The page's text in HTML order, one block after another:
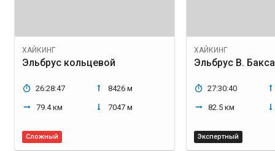
ХАЙКИНГ
Эльбрус кольцевой
26:28:47
79.4 км
8426 м
7047 м
Сложный
ХАЙКИНГ
27:30:40
82.5 км
Экспертный